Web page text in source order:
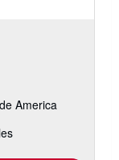
America